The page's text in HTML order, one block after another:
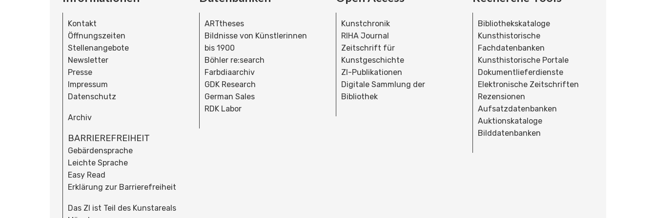
Kontakt
Öffnungszeiten
Stellenangebote
Newsletter
Presse
Impressum
Datenschutz
Archiv
BARRIEREFREIHEIT
Gebärdensprache
Leichte Sprache
Easy Read
Erklärung zur Barrierefreiheit
Das ZI ist Teil des Kunstareals
ARTtheses
Bildnisse von Künstlerinnen
bis 1900
Böhler re:search
Farbdiaarchiv
GDK Research
German Sales
RDK Labor
Kunstchronik
RIHA Journal
Zeitschrift für
Kunstgeschichte
ZI-Publikationen
Digitale Sammlung der
Bibliothek
Bibliothekskataloge
Kunsthistorische
Fachdatenbanken
Kunsthistorische Portale
Dokumentlieferdienste
Elektronische Zeitschriften
Rezensionen
Aufsatzdatenbanken
Auktionskataloge
Bilddatenbanken